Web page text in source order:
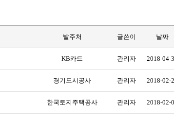
발주처 글쓴이 날짜
KB카드 관리자 2018-04-
경기도시공사 관리자 2018-02-
한국토지주택공사 관리자 2018-02-